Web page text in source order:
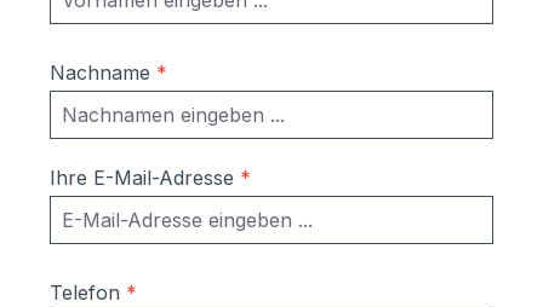
Nachname *
Ihre E-Mail-Adresse *
Telefon *